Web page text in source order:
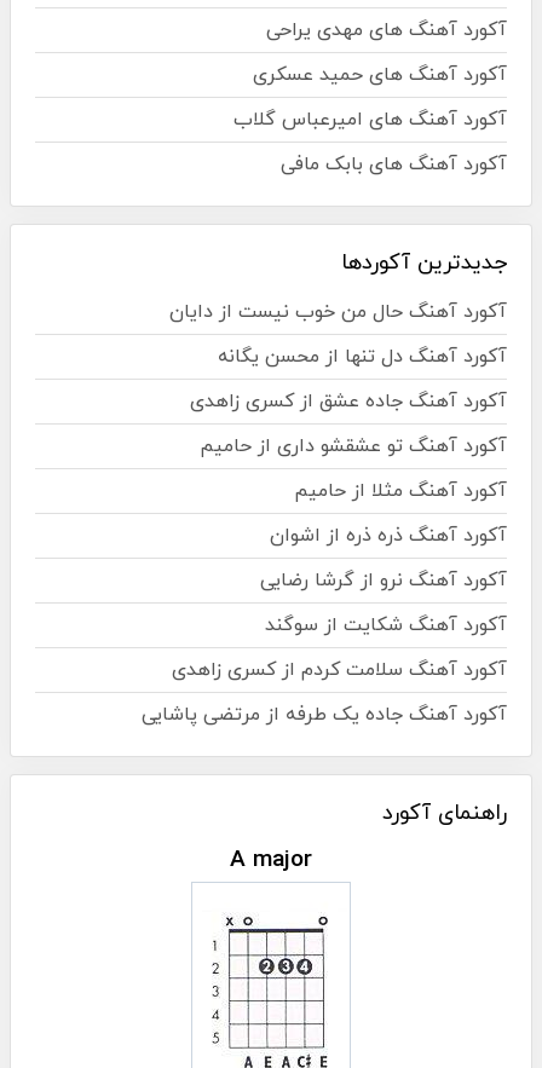
آکورد آهنگ های مهدی یراحی
آکورد آهنگ های حمید عسکری
آکورد آهنگ های امیرعباس گلاب
آکورد آهنگ های بابک مافی
جدیدترین آکوردها
آکورد آهنگ حال من خوب نیست از دایان
آکورد آهنگ دل تنها از محسن یگانه
آکورد آهنگ جاده عشق از کسری زاهدی
آکورد آهنگ تو عشقشو داری از حامیم
آکورد آهنگ مثلا از حامیم
آکورد آهنگ ذره ذره از اشوان
آکورد آهنگ نرو از گرشا رضایی
آکورد آهنگ شکایت از سوگند
آکورد آهنگ سلامت کردم از کسری زاهدی
آکورد آهنگ جاده یک طرفه از مرتضی پاشایی
راهنمای آکورد
A major